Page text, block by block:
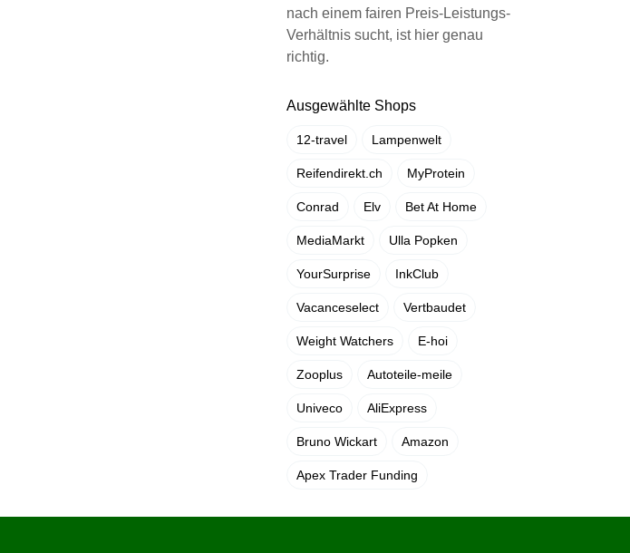
nach einem fairen Preis-Leistungs-
Verhältnis sucht, ist hier genau
richtig.
Ausgewählte Shops
12-travel Lampenwelt
Reifendirekt.ch MyProtein
Conrad Elv Bet At Home
MediaMarkt Ulla Popken
YourSurprise InkClub
Vacanceselect Vertbaudet
Weight Watchers E-hoi
Zooplus Autoteile-meile
Univeco AliExpress
Bruno Wickart Amazon
Apex Trader Funding